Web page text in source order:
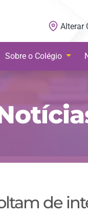
Alterar
Sobre o Colégio
de